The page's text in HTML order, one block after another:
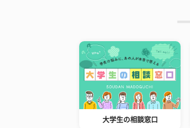
大学生の相談窓口